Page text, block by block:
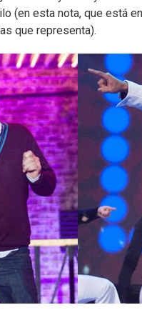
(en esta nota, que está
que representa).